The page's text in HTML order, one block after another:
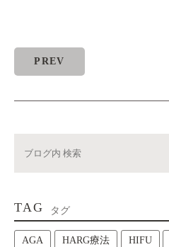
PREV
TAG タグ
AGA HARG療法 HIFU